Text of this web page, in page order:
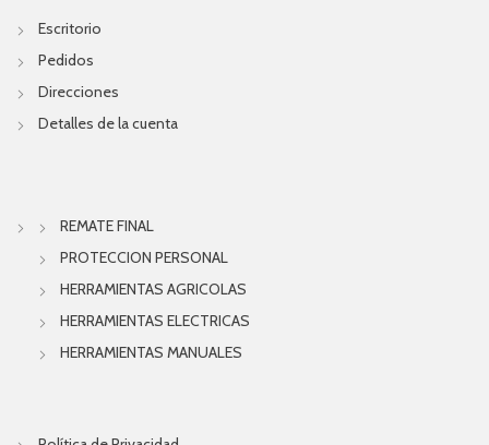
Escritorio
Pedidos
Direcciones
Detalles de la cuenta
REMATE FINAL
PROTECCION PERSONAL
HERRAMIENTAS AGRICOLAS
HERRAMIENTAS ELECTRICAS
HERRAMIENTAS MANUALES